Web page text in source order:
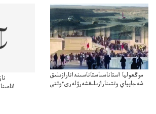
موڭعوليا استاناسىاستاناسىندانارازىلىق
شەجاپپاي وتتىنارازىلىقشەرۋلەرىءوتتى